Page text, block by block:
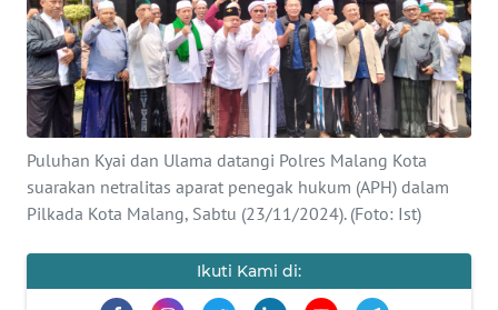
Puluhan Kyai dan Ulama datangi Polres Malang Kota
suarakan netralitas aparat penegak hukum (APH) dalam
Pilkada Kota Malang, Sabtu (23/11/2024). (Foto: Ist)
Ikuti Kami di:
KESEHATAN
INTERNASIONAL
SERBA-SERBI
PENDIDIKAN